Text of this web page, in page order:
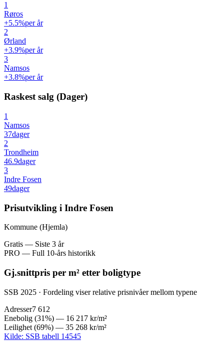
1
Røros
+5.5%per år
2
Ørland
+3.9%per år
3
Namsos
+3.8%per år
Raskest salg (Dager)
1
Namsos
37dager
2
Trondheim
46.9dager
3
Indre Fosen
49dager
Prisutvikling i Indre Fosen
Kommune (Hjemla)
Gratis — Siste 3 år
PRO — Full 10-års historikk
Gj.snittpris per m² etter boligtype
SSB 2025 · Fordeling viser relative prisnivåer mellom typene
Adresser7 612
Enebolig (31%) — 16 217 kr/m²
Leilighet (69%) — 35 268 kr/m²
Kilde: SSB tabell 14545